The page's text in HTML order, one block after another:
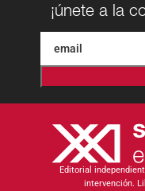
¡únete a la
Editorial
intervención.